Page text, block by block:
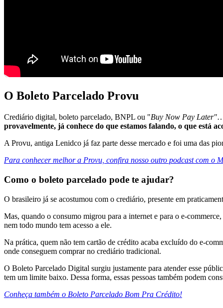
O Boleto Parcelado Provu
Crediário digital, boleto parcelado, BNPL ou "Buy Now Pay Later"…
provavelmente, já conhece do que estamos falando, o que está
A Provu, antiga Lenidco já faz parte desse mercado e foi uma das
Para conhecer melhor a Provu, confira nosso outro podcast com o
Como o boleto parcelado pode te ajudar?
O brasileiro já se acostumou com o crediário, presente em
Mas, quando o consumo migrou para a internet e para o e-
nem todo mundo tem acesso a ele.
Na prática, quem não tem cartão de crédito acaba excluído do e-
onde conseguem comprar no crediário tradicional.
O Boleto Parcelado Digital surgiu justamente para atender esse
tem um limite baixo. Dessa forma, essas pessoas também podem
Conheça também o Boleto Parcelado Bom Pra Crédito!